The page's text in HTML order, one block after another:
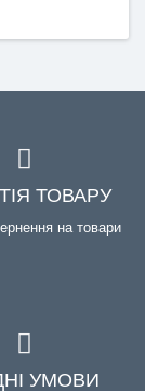
ТОВАРУ
на товари
УМОВИ